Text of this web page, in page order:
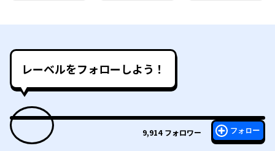
レーベルをフォローしよう！
9,914 フォロワー フォロー